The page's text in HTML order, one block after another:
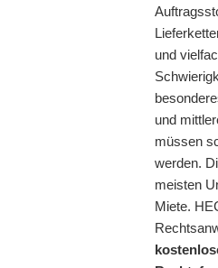
und
und
müssen
werden.
meisten
Miete.